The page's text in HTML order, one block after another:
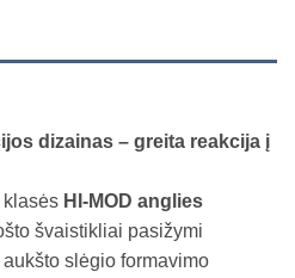
dizainas – greita reakcija į
klasės HI-MOD anglies
švaistikliai pasižymi
slėgio formavimo